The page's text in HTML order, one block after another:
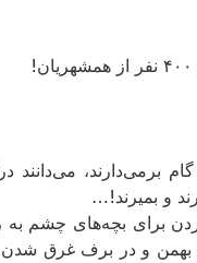
برمی‌دارند، می‌دانند
و بمیرند!…
برای بچه‌های چشم به
و در برف غرق شدن،